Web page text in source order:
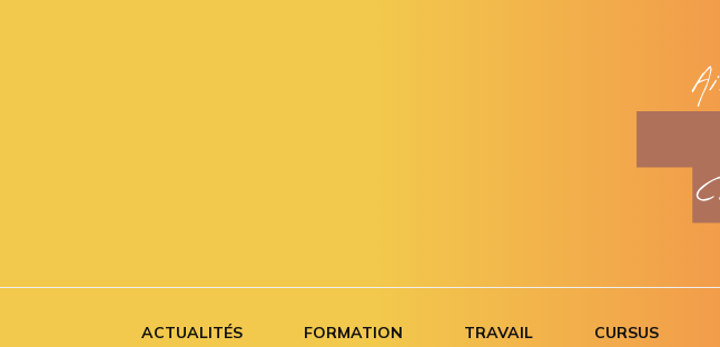
Airborne concept
ACTUALITÉS FORMATION TRAVAIL CURSUS